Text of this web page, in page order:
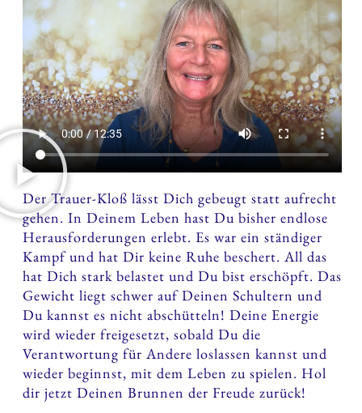
Der Trauer-Kloß lässt Dich gebeugt statt aufrecht
gehen. In Deinem Leben hast Du bisher endlose
Herausforderungen erlebt. Es war ein ständiger
Kampf und hat Dir keine Ruhe beschert. All das
hat Dich stark belastet und Du bist erschöpft. Das
Gewicht liegt schwer auf Deinen Schultern und
Du kannst es nicht abschütteln! Deine Energie
wird wieder freigesetzt, sobald Du die
Verantwortung für Andere loslassen kannst und
wieder beginnst, mit dem Leben zu spielen. Hol
dir jetzt Deinen Brunnen der Freude zurück!